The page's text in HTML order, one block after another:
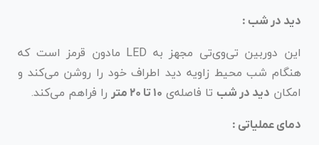
دید در شب :
این دوربین تی‌وی‌تی مجهز به LED مادون قرمز است که
هنگام شب محیط زاویه دید اطراف خود را روشن می‌کند و
امکان دید در شب تا فاصله‌ی ۱۰ تا ۲۰ متر را فراهم می‌کند.
دمای عملیاتی :